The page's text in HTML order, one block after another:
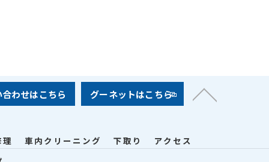
わせはこちら グーネットはこちら
理 車内クリーニング 下取り
アクセス